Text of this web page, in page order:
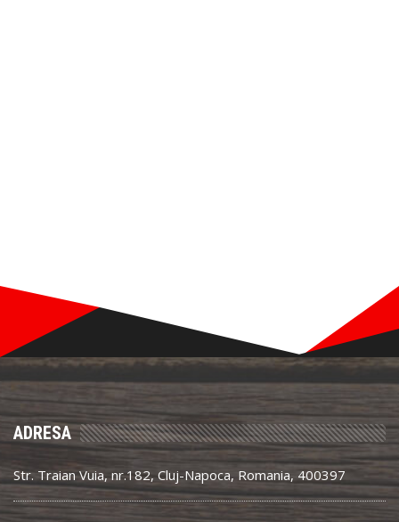
ADRESA
Str. Traian Vuia, nr.182, Cluj-Napoca, Romania, 400397